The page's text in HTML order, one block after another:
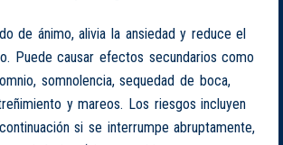
de ánimo, alivia la ansiedad y reduce el
Puede causar efectos secundarios como
somnolencia, sequedad de boca,
y mareos. Los riesgos incluyen
si se interrumpe abruptamente,